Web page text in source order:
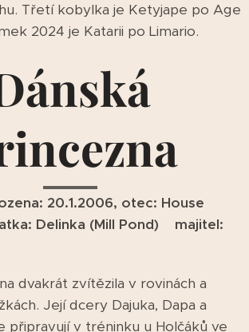
Třetí kobylka je Ketyjape po Age
2024 je Katarii po Limario.
20.1.2006, otec: House
Delinka (Mill Pond) majitel:
dvakrát zvítězila v rovinách a
Její dcery Dajuka, Dapa a
připravují v tréninku u Holčáků ve